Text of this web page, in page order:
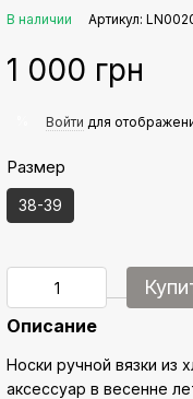
В наличии Артикул:
1 000 грн
Войти для
Размер
38-39
Описание
Носки ручной вязки из
аксессуар в весенне